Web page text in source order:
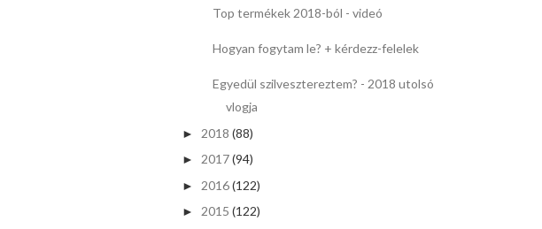
Top termékek 2018-ból - videó
Hogyan fogytam le? + kérdezz-felelek
Egyedül szilvesztereztem? - 2018 utolsó
vlogja
► 2018 (88)
► 2017(94)
► 2016(122)
► 2015 (122)